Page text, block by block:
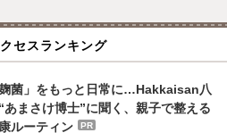
セスランキング
菌」をもっと日常に…Hakkaisan八
あまさけ博士”に聞く、親子で整える
ルーティン
PR